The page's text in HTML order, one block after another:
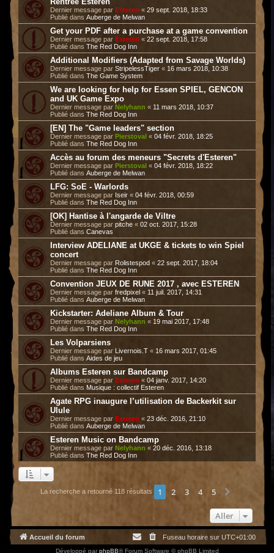
Dernier message par Esteren « 29 sept. 2018, 18:33
Publié dans Auberge de Melwan
Get your PDF after a purchase at a game convention
Dernier message par Esteren « 22 sept. 2018, 17:58
Publié dans The Red Dog Inn
Additional Modifiers (Adapted from Savage Worlds)
Dernier message par StripelessTiger « 16 mars 2018, 10:38
Publié dans The Game System
We are looking for help for Essen SPIEL, GENCON
and UK Game Expo
Dernier message par Nelyhann « 11 mars 2018, 10:37
Publié dans The Red Dog Inn
[EN] The "Game leaders" section
Dernier message par Pierstoval « 04 févr. 2018, 18:25
Publié dans The Red Dog Inn
Accès au forum des meneurs "Secrets d'Esteren"
Dernier message par Pierstoval « 04 févr. 2018, 18:22
Publié dans Auberge de Melwan
LFG: SoE - Warlords
Dernier message par Iseir « 04 févr. 2018, 00:59
Publié dans The Red Dog Inn
[OK] Hantise à l'angarde de Viltre
Dernier message par pitche « 02 oct. 2017, 15:28
Publié dans Canevas
Interview ADELIANE at UKGE & tickets to win Spiel
concert
Dernier message par Rolistespod « 22 sept. 2017, 18:04
Publié dans The Red Dog Inn
Convention JEUX DE RUNE 2017 , avec ESTEREN
Dernier message par fredpixel « 11 juil. 2017, 14:31
Publié dans Auberge de Melwan
Kickstarter: Adeliane Album & Tour
Dernier message par Nelyhann « 19 mai 2017, 17:48
Publié dans The Red Dog Inn
Les Volparsiens
Dernier message par Livernois.T « 16 mars 2017, 01:45
Publié dans Aides de jeu
Albums Esteren sur Bandcamp
Dernier message par Esteren « 04 janv. 2017, 14:20
Publié dans Musique : collectif Esteren
Agate RPG inaugure l’utilisation de Backerkit sur
Ulule
Dernier message par Esteren « 23 déc. 2016, 21:10
Publié dans Auberge de Melwan
Esteren Music on Bandcamp
Dernier message par Nelyhann « 20 déc. 2016, 13:18
Publié dans The Red Dog Inn
La recherche a retourné 118 résultats 1 2 3 4 5
Aller
Accueil du forum Fuseau horaire sur UTC+01:00
Développé par phpBB® Forum Software © phpBB Limited